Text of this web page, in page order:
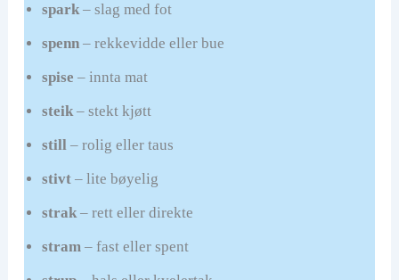
spark– slag med fot
spenn– rekkevidde eller bue
spise – innta mat
steik– stekt kjøtt
still– rolig eller taus
stivt– lite bøyelig
strak– rett eller direkte
stram– fast eller spent